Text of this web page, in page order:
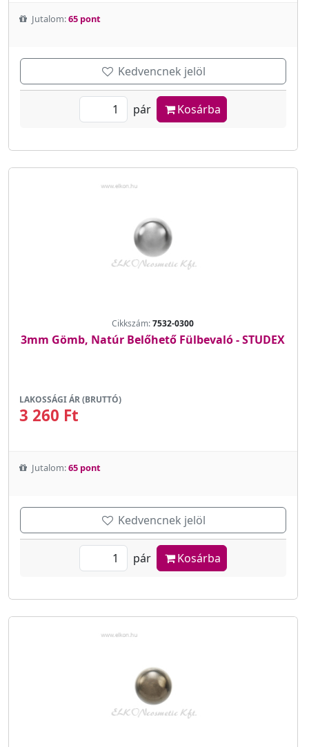
Jutalom:65 pont
Kedvencnek jelöl
pár Kosárba
Cikkszám:7532-0300
3mm Gömb, Natúr Belőhető Fülbevaló - STUDEX
LAKOSSÁGI ÁR (BRUTTÓ)
3 260 Ft
Jutalom:65 pont
Kedvencnek jelöl
pár Kosárba